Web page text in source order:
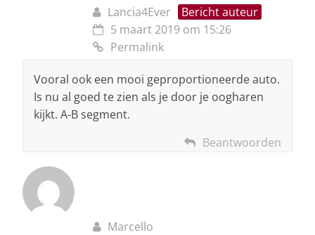
Lancia4Ever
Bericht auteur
5 maart 2019 om 15:26
Permalink
Vooral ook een mooi geproportioneerde auto.
Is nu al goed te zien als je door je oogharen
kijkt. A-B segment.
Beantwoorden
Marcello